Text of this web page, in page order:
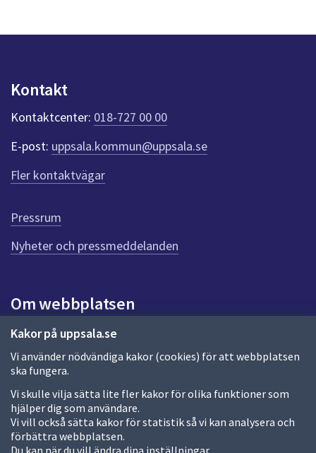
Kakor på uppsala.se
Vi använder nödvändiga kakor (cookies) för att webbplatsen
ska fungera.
Vi skulle vilja sätta lite fler kakor för olika funktioner som
hjälper dig som användare.
Vi vill också sätta kakor för statistik så vi kan analysera och
förbättra webbplatsen.
Du kan när du vill ändra dina inställningar.
n
k
t
e
r
f
ö
r
e
n
n
a
d
a
Kontakt
Kontaktcenter: 018-727 00 00
E-post: uppsala.kommun@uppsala.se
Fler kontaktvägar
Pressrum
Nyheter och pressmeddelanden
Om webbplatsen
Om webbplatsen
Allmänna handlingar och diarium
Behandling av personuppgifter
Kakor
Språk (other languages)